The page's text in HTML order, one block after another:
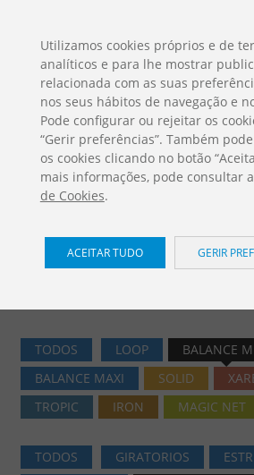
Jogos Infantis /
TODOS LOOP
BALANCE
BALANCE MAXI
SOLID
TROPIC
IRON MAGIC NET
TODOS GIRATORIOS
Utilizamos cookies próprios e de
analíticos e para lhe mostrar
relacionada com as suas
nos seus hábitos de navegação e
Pode configurar ou rejeitar os
“Gerir preferências”. Também
os cookies clicando no botão
mais informações, pode consultar
de Cookies.
ACEITAR TUDO GERIR